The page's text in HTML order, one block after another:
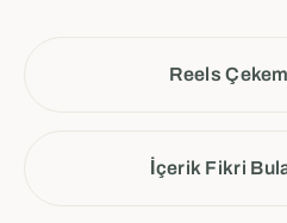
Reels
İçerik Fikri